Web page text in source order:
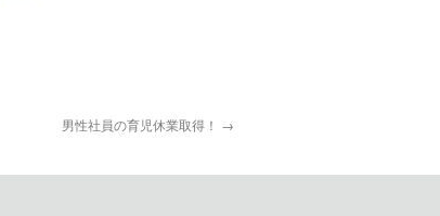
男性社員の育児休業取得！ →